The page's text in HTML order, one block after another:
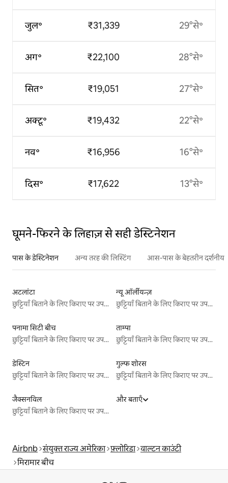
जुल॰
अग॰
सित॰
अक्टू॰
नव॰
दिस॰
₹31,339
₹22,100
₹19,051
₹19,432
₹16,956
₹17,622
29°से॰
28°से॰
27°से॰
22°से॰
16°से॰
13°से॰
घूमने-फिरने के लिहाज़ से सही डेस्टिनेशन
पास के डेस्टिनेशन अन्य तरह की लिस्टिंग आस-पास के बेहतरीन दर्शनीय
अटलांटा
छुट्टियाँ बिताने के लिए किराए पर उपलब्ध जगहें
न्यू ऑर्लीयन्ज़
छुट्टियाँ बिताने के लिए किराए पर उपलब्ध जगहें
पनामा सिटी बीच
छुट्टियाँ बिताने के लिए किराए पर उपलब्ध जगहें
ताम्पा
छुट्टियाँ बिताने के लिए किराए पर उपलब्ध जगहें
डेस्टिन
छुट्टियाँ बिताने के लिए किराए पर उपलब्ध जगहें
गुल्फ शोरस
छुट्टियाँ बिताने के लिए किराए पर उपलब्ध जगहें
जैक्सनविल
छुट्टियाँ बिताने के लिए किराए पर उपलब्ध जगहें
और बताएँ
Airbnb संयुक्त राज्य अमेरिका फ़्लोरिडा वाल्टन काउंटी
मिरामार बीच